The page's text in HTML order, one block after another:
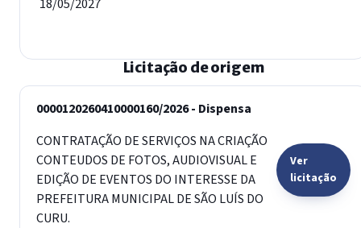
18/05/2027
Licitação de origem
0000120260410000160/2026 - Dispensa
CONTRATAÇÃO DE SERVIÇOS NA CRIAÇÃO
CONTEUDOS DE FOTOS, AUDIOVISUAL E
EDIÇÃO DE EVENTOS DO INTERESSE DA
PREFEITURA MUNICIPAL DE SÃO LUÍS DO
CURU.
Ver
licitação